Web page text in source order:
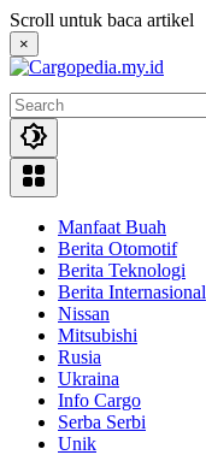
Skip
to
content
Scroll untuk baca artikel
×
Manfaat Buah
Berita Otomotif
Berita Teknologi
Berita Internasional
Nissan
Mitsubishi
Rusia
Ukraina
Info Cargo
Serba Serbi
Unik